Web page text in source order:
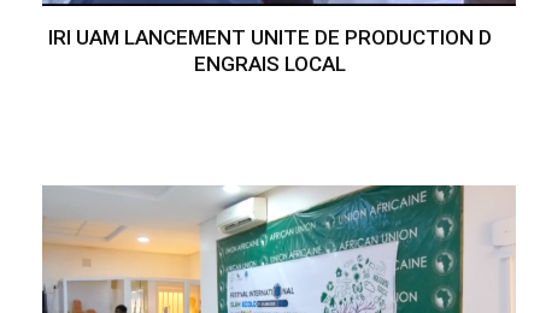
IRI UAM LANCEMENT UNITE DE PRODUCTION D
ENGRAIS LOCAL